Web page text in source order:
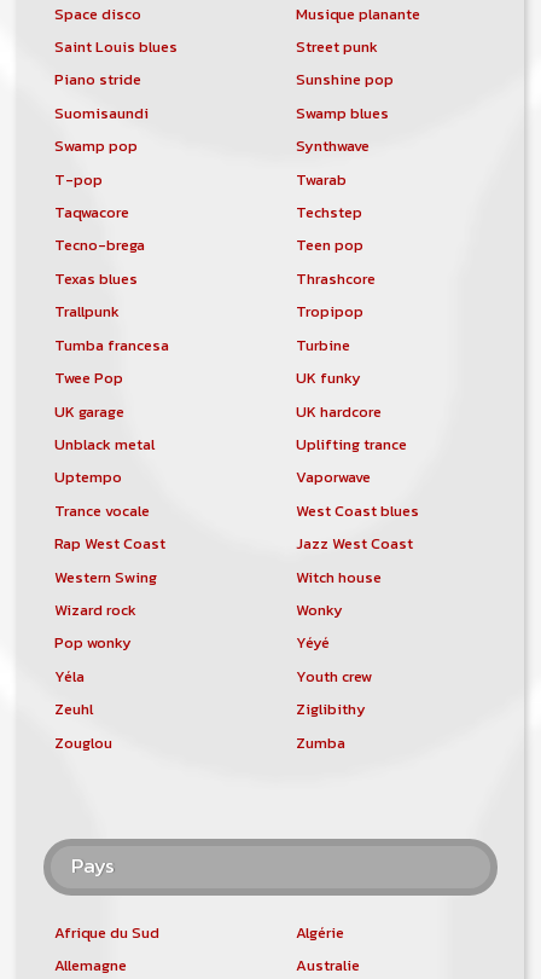
Space disco
Musique planante
Saint Louis blues
Street punk
Piano stride
Sunshine pop
Suomisaundi
Swamp blues
Swamp pop
Synthwave
T-pop
Twarab
Taqwacore
Techstep
Tecno-brega
Teen pop
Texas blues
Thrashcore
Trallpunk
Tropipop
Tumba francesa
Turbine
Twee Pop
UK funky
UK garage
UK hardcore
Unblack metal
Uplifting trance
Uptempo
Vaporwave
Trance vocale
West Coast blues
Rap West Coast
Jazz West Coast
Western Swing
Witch house
Wizard rock
Wonky
Pop wonky
Yéyé
Yéla
Youth crew
Zeuhl
Ziglibithy
Zouglou
Zumba
Pays
Afrique du Sud
Algérie
Allemagne
Australie